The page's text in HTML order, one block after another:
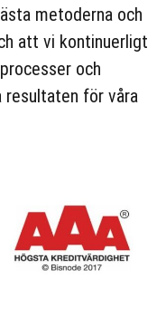
metoderna och
att vi kontinuerligt
och
för våra